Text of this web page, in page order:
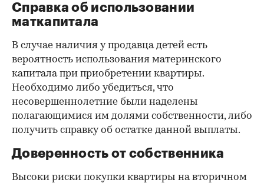
Справка об использовании
маткапитала
В случае наличия у продавца детей есть
вероятность использования материнского
капитала при приобретении квартиры.
Необходимо либо убедиться, что
несовершеннолетние были наделены
полагающимися им долями собственности, либо
получить справку об остатке данной выплаты.
Доверенность от собственника
Высоки риски покупки квартиры на вторичном